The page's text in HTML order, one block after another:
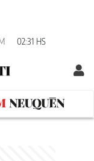
02:31 HS